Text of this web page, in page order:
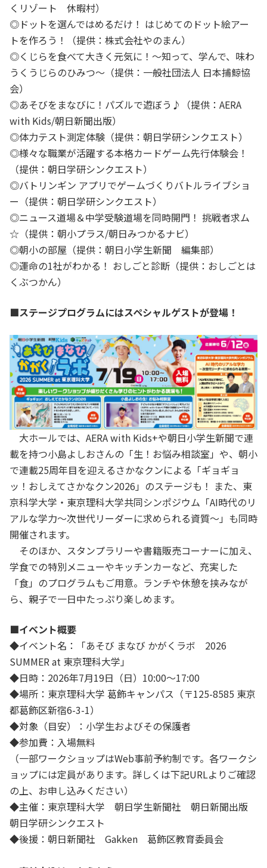
くリゾート 休暇村）
◎ドットを選んではめるだけ！ はじめてのドット絵アー
トを作ろう！（提供：株式会社やのまん）
◎くじらを食べて大きく元気に！～知って、学んで、味わ
うくうじらのひみつ～（提供：一般社団法人 日本捕鯨協
会）
◎あそびをまなびに！パズルで遊ぼう♪（提供：AERA
with Kids/朝日新聞出版）
◎体力テスト測定体験（提供：朝日学研シンクエスト）
◎様々な職業が活躍する本格カードゲーム先行体験会！
（提供：朝日学研シンクエスト）
◎バトリンギン アプリでゲームづくりバトルライブショ
ー（提供：朝日学研シンクエスト）
◎ニュース道場＆中学受験道場を同時開門！ 挑戦者求ム
☆（提供：朝小プラス/朝日みつかるナビ）
◎朝小の部屋（提供：朝日小学生新聞 編集部）
◎運命の1社がわかる！ おしごと診断（提供：おしごとは
くぶつかん）
■ステージプログラムにはスペシャルゲストが登場！
大ホールでは、AERA with Kids+や朝日小学生新聞で連
載を持つ小島よしおさんの「生！お悩み相談室」や、朝小
で連載25周年目を迎えるさかなクンによる「ギョギョ
ッ！おしえてさかなクン2026」のステージも！ また、東
京科学大学・東京理科大学共同シンポジウム「AI時代のリ
アルな学力～次世代リーダーに求められる資質～」も同時
開催されます。
そのほか、スタンプラリーや書籍販売コーナーに加え、
学食での特別メニューやキッチンカーなど、充実した
「食」のプログラムもご用意。ランチや休憩を挟みなが
ら、親子で一日中たっぷり楽しめます。
■イベント概要
◆イベント名：「あそび まなび かがくラボ 2026
SUMMER at 東京理科大学」
◆日時：2026年7月19日（日）10:00～17:00
◆場所：東京理科大学 葛飾キャンパス（〒125-8585 東京
都葛飾区新宿6-3-1）
◆対象（目安）：小学生およびその保護者
◆参加費：入場無料
（一部ワークショップはWeb事前予約制です。各ワークシ
ョップには定員があります。詳しくは下記URLよりご確認
の上、お申し込みください）
◆主催：東京理科大学 朝日学生新聞社 朝日新聞出版
朝日学研シンクエスト
◆後援：朝日新聞社 Gakken 葛飾区教育委員会